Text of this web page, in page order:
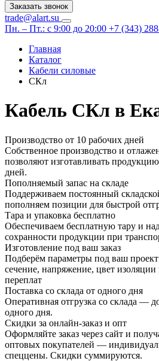
Заказать звонок
trade@alart.su
Пн. – Пт.: с 9:00 до 20:00 +7 (343)
Главная
Каталог
Кабели силовые
СКл
Кабель СКл в
Производство от 10 рабочих дней
Собственное производство и
позволяют изготавливать
дней.
Пополняемый запас на складе
Поддерживаем постоянный
пополняем позиции для быстрой
Тара и упаковка бесплатно
Обеспечиваем бесплатную тару и
сохранности продукции при
Изготовление под ваш заказ
Подберём параметры под ваш
сечение, напряжение, цвет
переплат
Поставка со склада от одного дня
Оперативная отгрузка со склада —
одного дня.
Скидки за онлайн-заказ и опт
Оформляйте заказ через сайт и
оптовых покупателей —
спеццены. Скидки суммируются.